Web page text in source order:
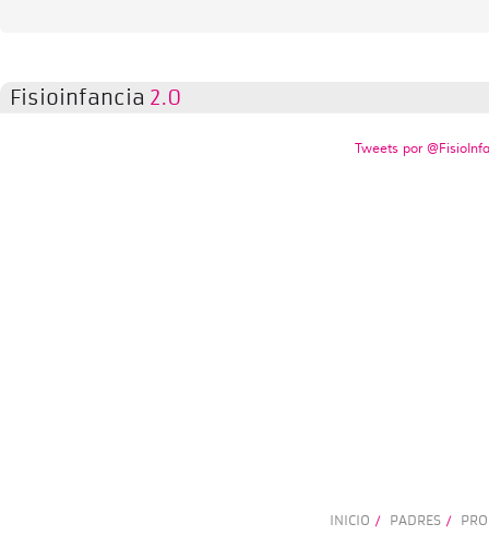
Fisioinfancia 2.0
Tweets por
INICIO / PADRES /